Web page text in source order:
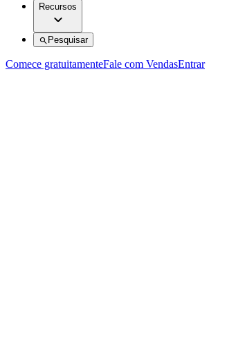
Recursos
Pesquisar
Comece gratuitamenteFale com VendasEntrar